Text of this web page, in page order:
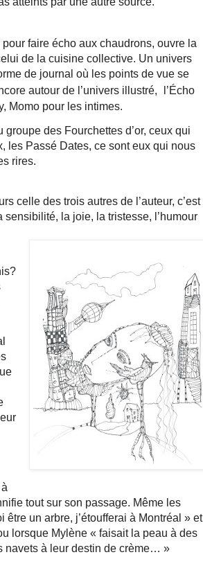
faire écho aux chaudrons, ouvre la
de la cuisine collective. Un univers
de journal où les points de vue se
autour de l’univers illustré,
l’Écho
Momo pour les intimes.
groupe des Fourchettes d’or, ceux qui
les Passé Dates, ce sont eux qui nous
rires.
celle des trois autres de l’auteur, c’est
la joie, la tristesse, l’humour
tout sur son passage. Même les
être un arbre, j’étoufferai à Montréal » et
lorsque Mylène « faisait la peau à des
navets à leur destin de crème… »